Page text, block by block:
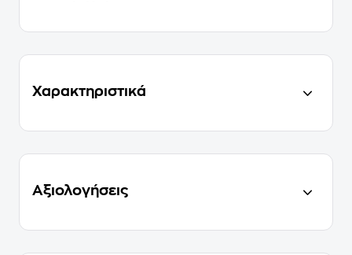
Χαρακτηριστικά
Αξιολογήσεις